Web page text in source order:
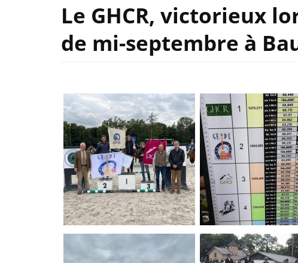
Le GHCR, victorieux
de mi-septembre à